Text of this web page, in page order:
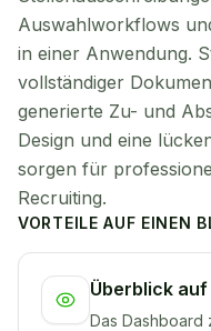
Auswahlworkflows
in einer Anwendung.
vollständiger
generierte Zu- und
Design und eine
sorgen für
Recruiting.
VORTEILE AUF EINEN
Überblick
Das